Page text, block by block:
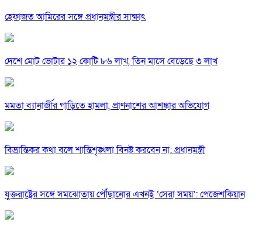
হেফাজত আমিরের সঙ্গে প্রধানমন্ত্রীর সাক্ষাৎ
দেশে মোট ভোটার ১২ কোটি ৮৬ লাখ, তিন মাসে বেড়েছে ৩ লাখ
মমতা ব্যানার্জীর গাড়িতে হামলা, প্রাণনাশের আশঙ্কার অভিযোগ
বিভ্রান্তিকর কথা বলে শান্তিশৃঙ্খলা বিনষ্ট করবেন না: প্রধানমন্ত্রী
যুক্তরাষ্ট্রের সঙ্গে সমঝোতায় পৌঁছানোর এখনই ‘সেরা সময়’: পেজেশকিয়ান